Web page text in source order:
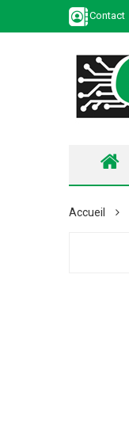
Contact
Accueil